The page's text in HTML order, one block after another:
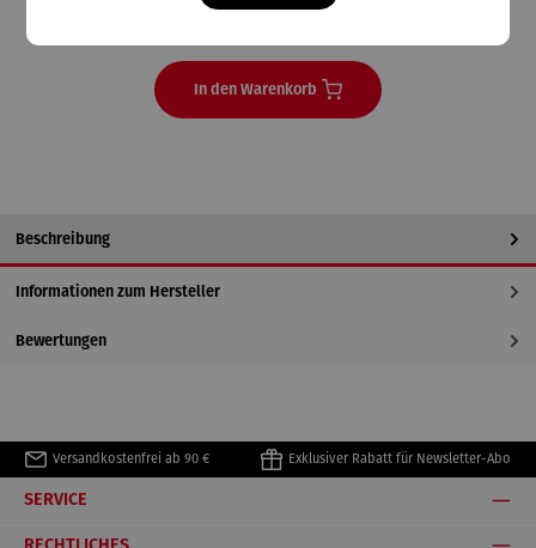
In den Warenkorb
Beschreibung
Informationen zum Hersteller
Bewertungen
Versandkostenfrei ab 90 € Exklusiver Rabatt für Newsletter-Abo
SERVICE